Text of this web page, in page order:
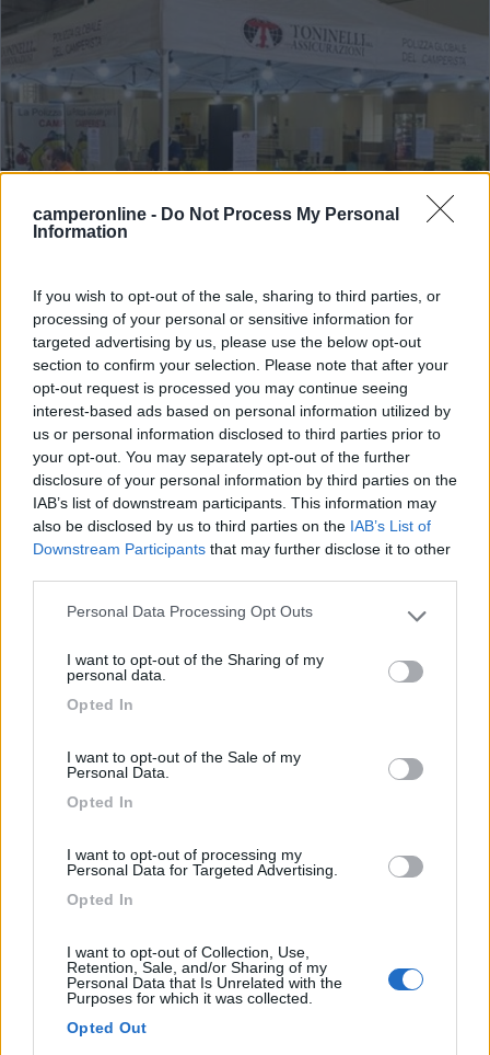
camperonline - Do Not Process My Personal
Information
If you wish to opt-out of the sale, sharing to third parties, or
processing of your personal or sensitive information for
targeted advertising by us, please use the below opt-out
section to confirm your selection. Please note that after your
opt-out request is processed you may continue seeing
interest-based ads based on personal information utilized by
us or personal information disclosed to third parties prior to
your opt-out. You may separately opt-out of the further
disclosure of your personal information by third parties on the
IAB’s list of downstream participants. This information may
also be disclosed by us to third parties on the IAB’s List of
Downstream Participants that may further disclose it to other
Please note that this website/app uses one or more Google
not limited to your visit or usage behaviour. You may click to
grant or deny consent to Google and its third-party tags to
use your data for below specified purposes in below Google
Personal Data Processing Opt Outs
I want to opt-out of the Sharing of my
personal data.
Opted In
I want to opt-out of the Sale of my
Personal Data.
Opted In
I want to opt-out of processing my
Personal Data for Targeted Advertising.
Opted In
I want to opt-out of Collection, Use,
Retention, Sale, and/or Sharing of my
Personal Data that Is Unrelated with the
Purposes for which it was collected.
Opted Out
Assicurazioni Toninelli al Salone del Camper
Pubblicato il
06/09/2023
Sezione
Speciale Fiere
Il noto specialista nelle assicurazioni per veicoli ricreazionali sarà al
Salone del Camper di Parma, dal 9 al 17 settembre, allo stand N
037 - Padiglione 02, con diverse novità, e atten...
Toninelli,Assicurazioni,Salone del Camper
Toninelli: ora l’assicurazione si paga anche a
21/10/2021 Accessori
Anche se, come nel caso dei prodotti proposti da Agenzie
Toninelli, l’importo delle polizze assicurative - in special modo
quelle dedicate a chi viaggia in camper - sono particolarmente